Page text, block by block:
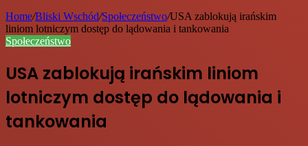
Home/Bliski Wschód/Społeczeństwo/USA zablokują irańskim
liniom lotniczym dostęp do lądowania i tankowania
Społeczeństwo
USA zablokują irańskim liniom
lotniczym dostęp do lądowania i
tankowania